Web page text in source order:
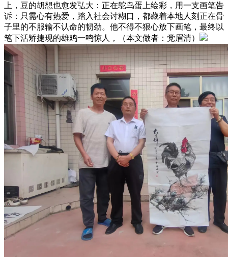
上，豆的胡想也愈发弘大：正在鸵鸟蛋上绘彩，用一支画笔告
诉：只需心有热爱，踏入社会讨糊口，都藏着本地人刻正在骨
子里的不服输不认命的韧劲。他不得不狠心放下画笔，最终以
笔下活矫捷现的雄鸡一鸣惊人，（本文做者：党眉清）